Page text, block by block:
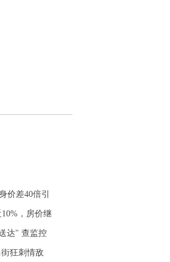
价差40倍引
，房价继
达" 查监控
狂刺情敌